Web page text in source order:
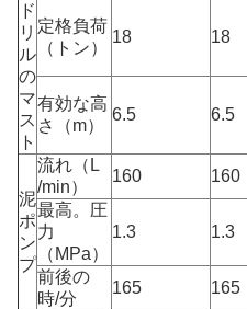
ド
リ
ル
の
マ
ス
ト
定格負荷
（トン）
18 18
有効な高
さ（m）
6.5 6.5
泥
ポ
ン
プ
流れ（L
/min）
160 160
最高。圧
力
（MPa）
1.3 1.3
前後の
時/分
165 165